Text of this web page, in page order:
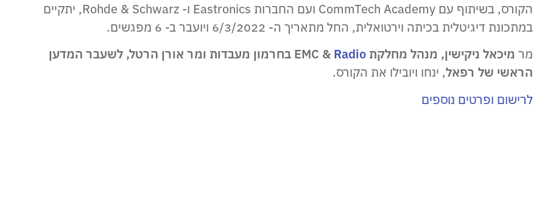
הקורס, בשיתוף עם CommTech Academy ועם החברות Eastronics ו- Rohde & Schwarz, יתקיים
במתכונת דיגיטלית בכיתה וירטואלית, החל מתאריך ה- 6/3/2022 ויועבר ב- 6 מפגשים.
מר מיכאל ניקישין, מנהל מחלקת EMC & Radio
בחרמון מעבדות ומר אורן הרטל, לשעבר המדען
הראשי של רפאל, ינחו ויובילו את הקורס.
לרישום ופרטים נוספים